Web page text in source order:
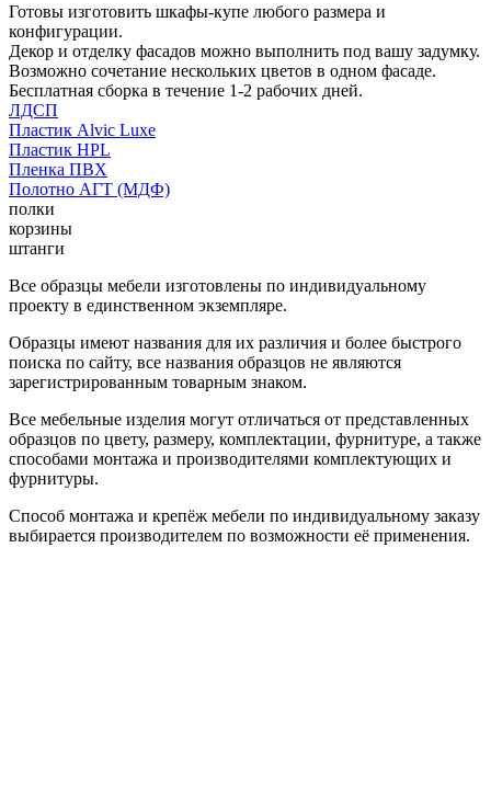
Готовы изготовить шкафы-купе любого размера и
конфигурации.
Декор и отделку фасадов можно выполнить под вашу задумку.
Возможно сочетание нескольких цветов в одном фасаде.
Бесплатная сборка в течение 1-2 рабочих дней.
ЛДСП
Пластик Alvic Luxe
Пластик HPL
Пленка ПВХ
Полотно АГТ (МДФ)
полки
корзины
штанги
Все образцы мебели изготовлены по индивидуальному
проекту в единственном экземпляре.
Образцы имеют названия для их различия и более быстрого
поиска по сайту, все названия образцов не являются
зарегистрированным товарным знаком.
Все мебельные изделия могут отличаться от представленных
образцов по цвету, размеру, комплектации, фурнитуре, а также
способами монтажа и производителями комплектующих и
фурнитуры.
Способ монтажа и крепёж мебели по индивидуальному заказу
выбирается производителем по возможности её применения.